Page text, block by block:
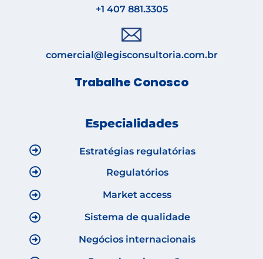
+1 407 881.3305
comercial@legisconsultoria.com.br
Trabalhe Conosco
Especialidades
Estratégias regulatórias
Regulatórios
Market access
Sistema de qualidade
Negócios internacionais